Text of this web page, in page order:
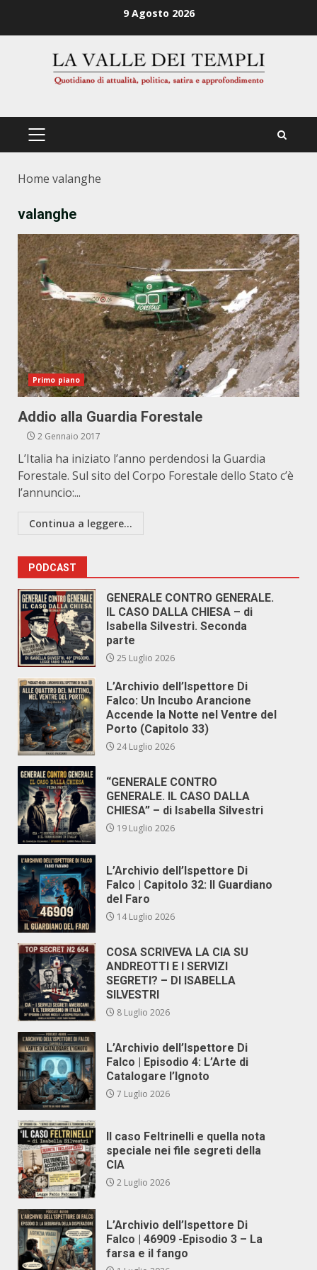
9 Agosto 2026
PRIMÄRES
Home valanghe
valanghe
Primo piano
Addio alla Guardia Forestale
2 Gennaio 2017
L’Italia ha iniziato l’anno perdendosi la Guardia
Forestale. Sul sito del Corpo Forestale dello Stato c’è
l’annuncio:...
Continua a leggere...
PODCAST
GENERALE CONTRO GENERALE.
IL CASO DALLA CHIESA – di
Isabella Silvestri. Seconda
parte
25 Luglio 2026
L’Archivio dell’Ispettore Di
Falco: Un Incubo Arancione
Accende la Notte nel Ventre del
Porto (Capitolo 33)
24 Luglio 2026
“GENERALE CONTRO
GENERALE. IL CASO DALLA
CHIESA” – di Isabella Silvestri
19 Luglio 2026
L’Archivio dell’Ispettore Di
Falco | Capitolo 32: Il Guardiano
del Faro
14 Luglio 2026
COSA SCRIVEVA LA CIA SU
ANDREOTTI E I SERVIZI
SEGRETI? – DI ISABELLA
SILVESTRI
8 Luglio 2026
L’Archivio dell’Ispettore Di
Falco | Episodio 4: L’Arte di
Catalogare l’Ignoto
7 Luglio 2026
Il caso Feltrinelli e quella nota
speciale nei file segreti della
CIA
2 Luglio 2026
L’Archivio dell’Ispettore Di
Falco | 46909 -Episodio 3 – La
farsa e il fango